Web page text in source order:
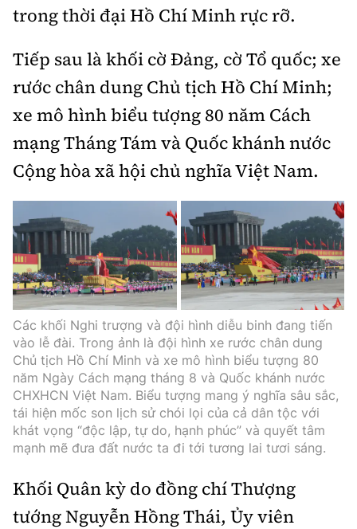
trong thời đại Hồ Chí Minh rực rỡ.
Tiếp sau là khối cờ Đảng, cờ Tổ quốc; xe
rước chân dung Chủ tịch Hồ Chí Minh;
xe mô hình biểu tượng 80 năm Cách
mạng Tháng Tám và Quốc khánh nước
Cộng hòa xã hội chủ nghĩa Việt Nam.
Các khối Nghi trượng và đội hình diễu binh đang tiến
vào lễ đài. Trong ảnh là đội hình xe rước chân dung
Chủ tịch Hồ Chí Minh và xe mô hình biểu tượng 80
năm Ngày Cách mạng tháng 8 và Quốc khánh nước
CHXHCN Việt Nam. Biểu tượng mang ý nghĩa sâu sắc,
tái hiện mốc son lịch sử chói lọi của cả dân tộc với
khát vọng “độc lập, tự do, hạnh phúc” và quyết tâm
mạnh mẽ đưa đất nước ta đi tới tương lai tươi sáng.
Khối Quân kỳ do đồng chí Thượng
tướng Nguyễn Hồng Thái, Ủy viên